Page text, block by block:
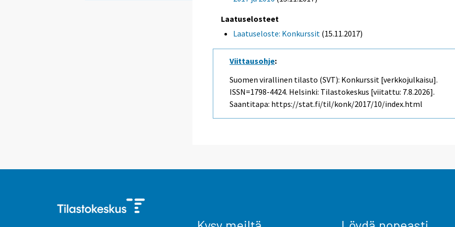
Laatuselosteet
Laatuseloste: Konkurssit (15.11.2017)
Viittausohje:
Suomen virallinen tilasto (SVT): Konkurssit [verkkojulkaisu].
ISSN=1798-4424. Helsinki: Tilastokeskus [viitattu: 7.8.2026].
Saantitapa: https://stat.fi/til/konk/2017/10/index.html